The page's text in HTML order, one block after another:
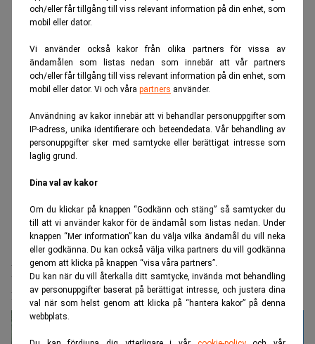
och/eller får tillgång till viss relevant information på din enhet, som
mobil eller dator.
Vi använder också kakor från olika partners för vissa av
ändamålen som listas nedan som innebär att vår partners
och/eller får tillgång till viss relevant information på din enhet, som
mobil eller dator. Vi och våra partners använder.
Användning av kakor innebär att vi behandlar personuppgifter som
IP-adress, unika identifierare och beteendedata. Vår behandling av
personuppgifter sker med samtycke eller berättigat intresse som
laglig grund.
Dina val av kakor
Om du klickar på knappen “Godkänn och stäng” så samtycker du
till att vi använder kakor för de ändamål som listas nedan. Under
knappen “Mer information” kan du välja vilka ändamål du vill neka
eller godkänna. Du kan också välja vilka partners du vill godkänna
genom att klicka på knappen “visa våra partners”.
Du kan när du vill återkalla ditt samtycke, invända mot behandling
av personuppgifter baserat på berättigat intresse, och justera dina
val när som helst genom att klicka på “hantera kakor” på denna
webbplats.
Realtid.se Bank & Fintech
Kreditgivningen stramas åt: allt fler
får avslag